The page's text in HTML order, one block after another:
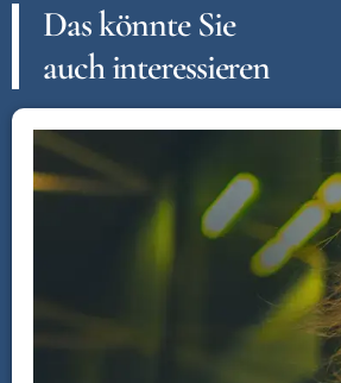
Das könnte Sie
auch interessieren